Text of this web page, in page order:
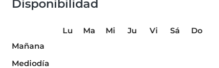
Disponibilidad
Lu Ma Mi Ju Vi Sá
Do
Mañana
Mediodía